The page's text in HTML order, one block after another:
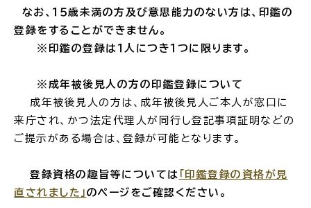
新着情報一覧
ふるさと納税
場面 探
なお、１５歳未満の方及び意思能力のない方は、印鑑の
登録をすることができません。
※印鑑の登録は１人につき１つに限ります。
※ 成年被後見人の方の印鑑登録について
成年被後見人の方は、成年被後見人ご本人が窓口に
来庁され、かつ法定代理人が同行し登記事項証明などの
ご提示がある場合は、登録が可能となります。
登録資格の趣旨等については
「印鑑登録の資格が見
直されました」 のページをご確認ください。